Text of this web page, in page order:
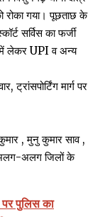
गया। पूछताछ के
सर्विस का फर्जी
में लेकर UPI व अन्य
ट्रांसपोर्टिंग मार्ग पर
, मुनु कुमार साव ,
अलग-अलग जिलों के
पुलिस का